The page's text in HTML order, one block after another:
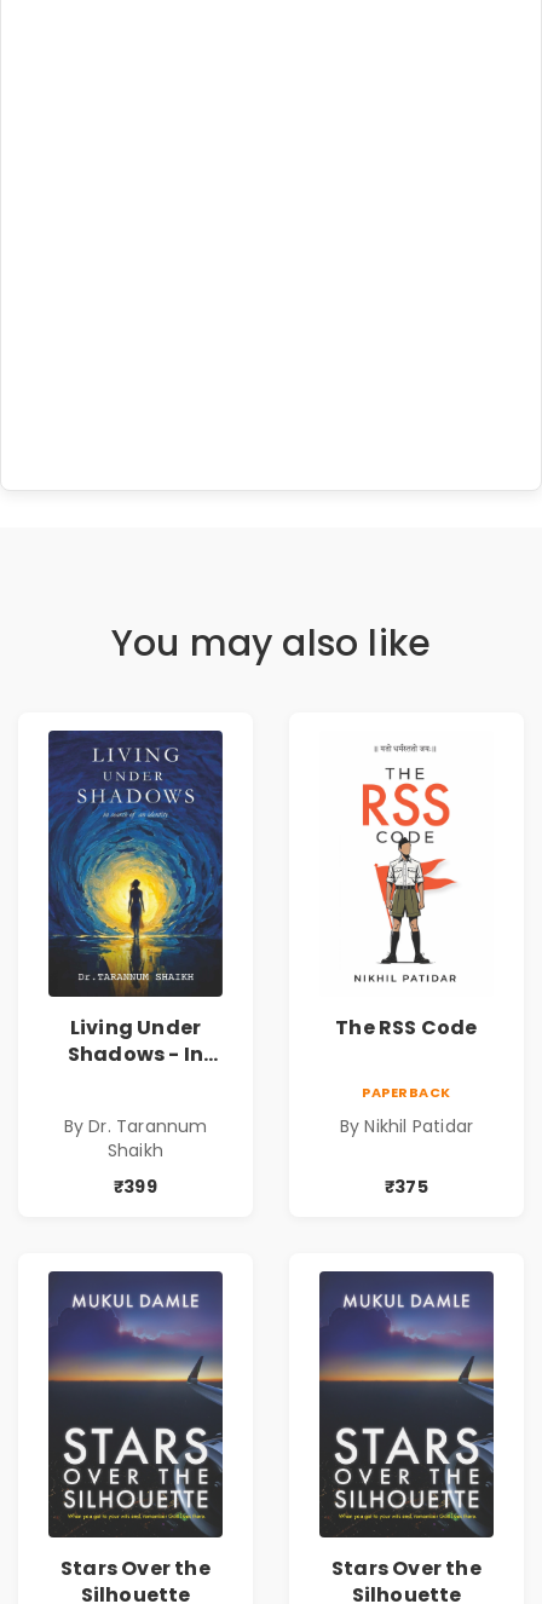
You may also like
Living Under
Shadows - In
Tarannum Shaikh
| Pre-Order
By Dr. Tarannum
Shaikh
₹399
The RSS Code
PAPERBACK
By Nikhil Patidar
₹375
Stars Over the
Silhouette
Stars Over the
Silhouette